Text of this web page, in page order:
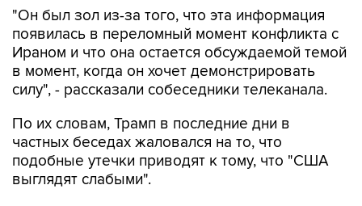
Ираном и что она остается обсуждаемой темой
в момент, когда он хочет демонстрировать
силу", - рассказали собеседники телеканала.
По их словам, Трамп в последние дни в
подобные утечки приводят к тому, что "США
выглядят слабыми".
Ранее в четверг Трамп обвинил в